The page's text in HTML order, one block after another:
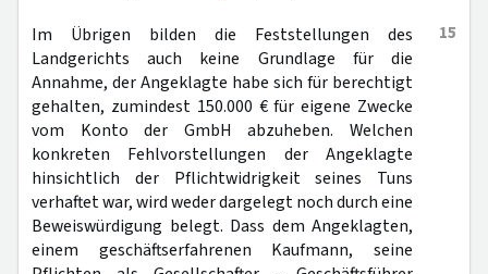
15
Im Übrigen bilden die Feststellungen des
Landgerichts auch keine Grundlage für die
Annahme, der Angeklagte habe sich für berechtigt
gehalten, zumindest 150.000 € für eigene Zwecke
vom Konto der GmbH abzuheben. Welchen
konkreten Fehlvorstellungen der Angeklagte
hinsichtlich der Pflichtwidrigkeit seines Tuns
verhaftet war, wird weder dargelegt noch durch eine
Beweiswürdigung belegt. Dass dem Angeklagten,
einem geschäftserfahrenen Kaufmann, seine